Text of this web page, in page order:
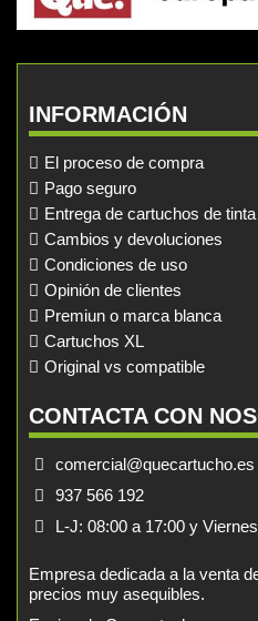
INFORMACIÓN
El proceso de compra
Pago seguro
Entrega de cartuchos de
Cambios y devoluciones
Condiciones de uso
Opinión de clientes
Premiun o marca blanca
Cartuchos XL
Original vs compatible
CONTACTA CON
comercial@quecartucho.es
937 566 192
L-J: 08:00 a 17:00 y
Empresa dedicada a la venta
precios muy asequibles.